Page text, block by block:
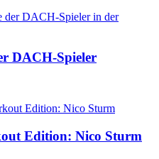
DACH-Spieler
Edition: Nico Sturm